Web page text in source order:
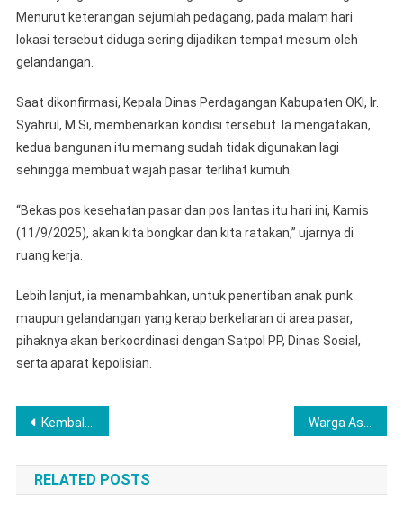
Menurut keterangan sejumlah pedagang, pada malam hari
lokasi tersebut diduga sering dijadikan tempat mesum oleh
gelandangan.
Saat dikonfirmasi, Kepala Dinas Perdagangan Kabupaten OKI, Ir.
Syahrul, M.Si, membenarkan kondisi tersebut. Ia mengatakan,
kedua bangunan itu memang sudah tidak digunakan lagi
sehingga membuat wajah pasar terlihat kumuh.
“Bekas pos kesehatan pasar dan pos lantas itu hari ini, Kamis
(11/9/2025), akan kita bongkar dan kita ratakan,” ujarnya di
ruang kerja.
Lebih lanjut, ia menambahkan, untuk penertiban anak punk
maupun gelandangan yang kerap berkeliaran di area pasar,
pihaknya akan berkoordinasi dengan Satpol PP, Dinas Sosial,
serta aparat kepolisian.
Navigasi
pos
Kembali, Polres Musi Rawas Bersinergi Bulog Cabang Lubuklinggau Gelar Gerakan Pangan Murah di Polsek Tugumulyo, 20 Ton Beras Terjual
RELATED POSTS